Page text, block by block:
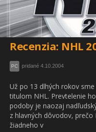
Recenzia: NHL
PC pridané 4.10.2004
Už po 13 dlhých rokov
titulom NHL. Prevtelenie
podoby je naozaj
z hlavných dôvodov,
žiadneho v